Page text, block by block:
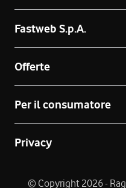
Fastweb S.p.A.
Offerte
Per il consumatore
Privacy
© Copyright 2026 -